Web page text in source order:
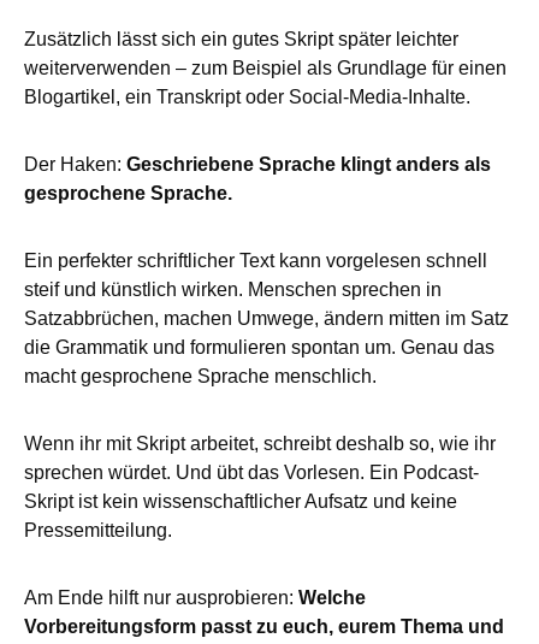
Zusätzlich lässt sich ein gutes Skript später leichter
weiterverwenden – zum Beispiel als Grundlage für einen
Blogartikel, ein Transkript oder Social-Media-Inhalte.
Der Haken: Geschriebene Sprache klingt anders als
gesprochene Sprache.
Ein perfekter schriftlicher Text kann vorgelesen schnell
steif und künstlich wirken. Menschen sprechen in
Satzabbrüchen, machen Umwege, ändern mitten im Satz
die Grammatik und formulieren spontan um. Genau das
macht gesprochene Sprache menschlich.
Wenn ihr mit Skript arbeitet, schreibt deshalb so, wie ihr
sprechen würdet. Und übt das Vorlesen. Ein Podcast-
Skript ist kein wissenschaftlicher Aufsatz und keine
Pressemitteilung.
Am Ende hilft nur ausprobieren: Welche
Vorbereitungsform passt zu euch, eurem Thema und